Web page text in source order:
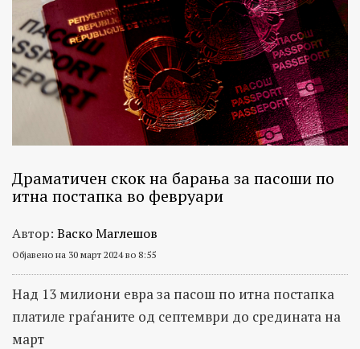
Драматичен скок на барања за пасоши по
итна постапка во февруари
Автор: Васко Маглешов
Објавено на 30 март 2024 во 8:55
Над 13 милиони евра за пасош по итна постапка
платиле граѓаните од септември до средината на
март